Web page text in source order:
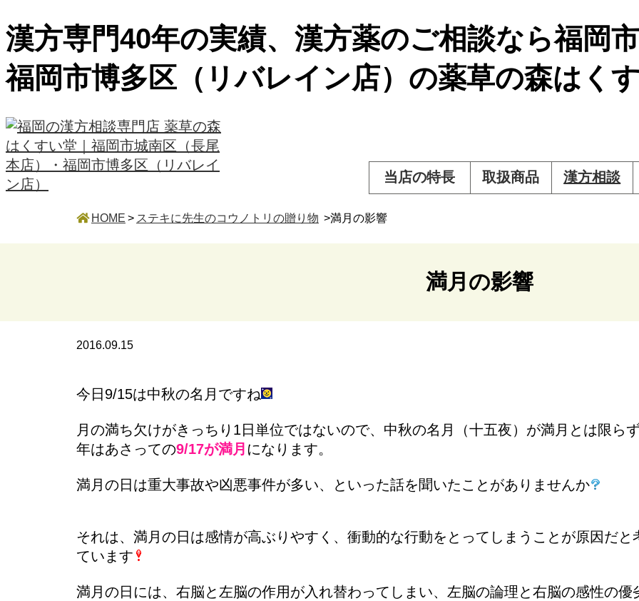
漢方専門40年の実績、漢方薬のご相談なら福岡
福岡市博多区（リバレイン店）の薬草の森はく
当店の特長 取扱商品 漢方相談
HOME > ステキに先生のコウノトリの贈り物 >満月の影響
満月の影響
2016.09.15
今日9/15は中秋の名月ですね
月の満ち欠けがきっちり1日単位ではないので、中秋の名月（十五夜）が満月とは限ら
年はあさっての9/17が満月 になります。
満月の日は重大事故や凶悪事件が多い、といった話を聞いたことがありませんか
それは、満月の日は感情が高ぶりやすく、衝動的な行動をとってしまうことが原因だと
ています
満月の日には、右脳と左脳の作用が入れ替わってしまい、左脳の論理と右脳の感性の優